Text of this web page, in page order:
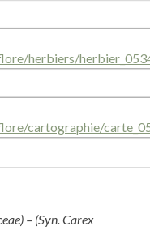
– (Syn. Carex